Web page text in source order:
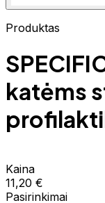
Produktas
katėms
Kaina
11,20 €
Pasirinkimai